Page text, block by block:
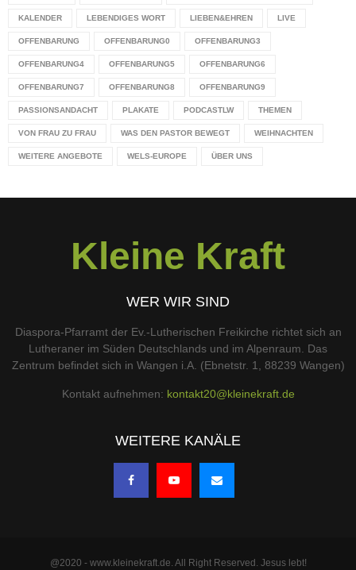
KALENDER LEBENDIGES WORT LIEBEN&EHREN LIVE
OFFENBARUNG OFFENBARUNG0 OFFENBARUNG3
OFFENBARUNG4 OFFENBARUNG5 OFFENBARUNG6
OFFENBARUNG7 OFFENBARUNG8 OFFENBARUNG9
PASSIONSANDACHT PLAKATE PODCASTLW THEMEN
VON FRAU ZU FRAU WAS DEN PASTOR BEWEGT WEIHNACHTEN
WEITERE ANGEBOTE WELS-EUROPE ÜBER UNS
Kleine Kraft
WER WIR SIND
Diaspora-Pfarramt der Ev.-Lutherischen Freikirche richtet sich an
Lutheraner im Süden Deutschlands und im Alpenraum. Das
Zentrum befindet sich in Wangen i.A. (Ebnetstr. 1, 88239 Wangen)
Kontakt aufnehmen: kontakt20@kleinekraft.de
WEITERE KANÄLE
@2020 - www.kleinekraft.de. All Right Reserved. Jesus lebt!